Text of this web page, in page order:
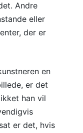
Andre
eller
der er
en
er det
han vil
er det, hvis